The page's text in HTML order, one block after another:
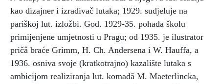
kao dizajner i izrađivač lutaka; 1929. sudjeluje na
pariškoj lut. izložbi. God. 1929-35. pohađa školu
primijenjene umjetnosti u Pragu; od 1935. je ilustrator
pričâ braće Grimm, H. Ch. Andersena i W. Hauffa, a
1936. osniva svoje (kratkotrajno) kazalište lutaka s
ambicijom realiziranja lut. komadâ M. Maeterlincka,